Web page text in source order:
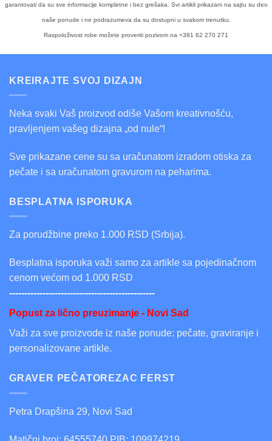
garantovati da su sve informacije kompletne i bez grešaka. Svi artikli prikazani na sajtu su deo
naše ponude i ne podrazumeva da su dostupni u svakom trenutku.
Raspoloživost robe možete proveriti pozivom na +381 62 270 271
KREIRAJTE SVOJ DIZAJN
Neka svaki Vaš proizvod odiše Vašom kreativnošću,
pravljenjem vašeg dizajna „od nule“!
Sve prikazane cene su sa uračunatom izradom otiska za
pečate i sa uračunatom gravurom na peharima.
BESPLATNA ISPORUKA
Za porudžbine preko 1.000 RSD (Srbija).
Besplatna isporuka važi samo za artikle sa pojedinačnom
cenom većom od 1.000 RSD
------------------------------------------------
Popust za lično preuzimanje - Novi Sad
Važi za sve proizvode iz naše ponude: pečate, graviranje i
personalizovane artikle.
GRAVER PEČATOREZAC FERST
Petra Drapšina 29, Novi Sad